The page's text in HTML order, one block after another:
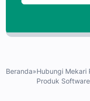
Beranda»Hubungi Mekari
Produk